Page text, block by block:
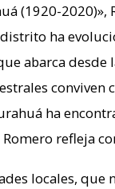
(1920-
ha
abarca
conviven
ha
refleja
locales, que